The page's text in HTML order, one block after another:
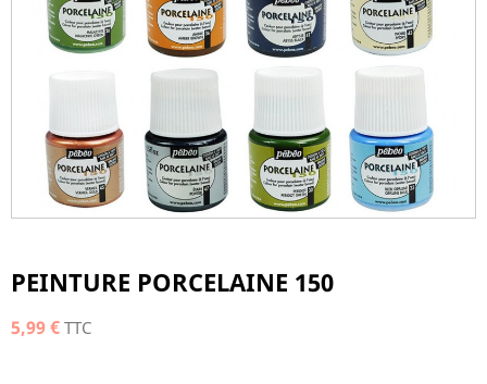
PEINTURE PORCELAINE 150
5,99 € TTC